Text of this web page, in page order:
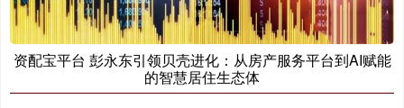
资配宝平台 彭永东引领贝壳进化：从房产服务平台到AI赋能
的智慧居住生态体